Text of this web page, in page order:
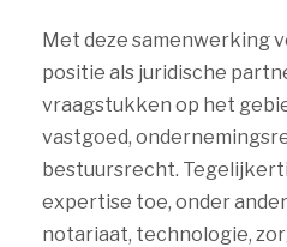
Met deze samenwerking
positie als juridische
vraagstukken op het
vastgoed,
bestuursrecht.
expertise toe, onder
notariaat, technologie,